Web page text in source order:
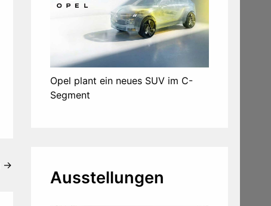
→
Opel plant ein neues SUV im C-
Segment
Ausstellungen